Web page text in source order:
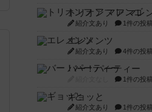
トリオンフ ア マレ
紹介文あり 1件の投稿
エレメンツ
紹介文あり 4件の投稿
バー！パーティー
1件の投稿
ギョッと
紹介文あり 1件の投稿